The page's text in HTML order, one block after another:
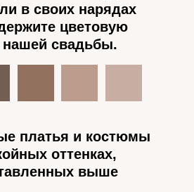
в своих нарядах
цветовую
нашей свадьбы.
платья и костюмы
оттенках,
выше